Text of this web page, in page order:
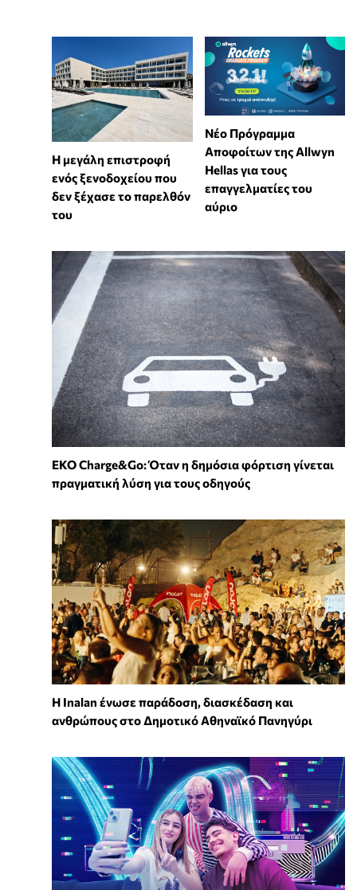
Η μεγάλη επιστροφή
ενός ξενοδοχείου που
δεν ξέχασε το παρελθόν
του
Νέο Πρόγραμμα
Αποφοίτων της Allwyn
Hellas για τους
επαγγελματίες του
αύριο
EKO Charge&Go: Όταν η δημόσια φόρτιση γίνεται
πραγματική λύση για τους οδηγούς
Η Inalan ένωσε παράδοση, διασκέδαση και
ανθρώπους στο Δημοτικό Αθηναϊκό Πανηγύρι